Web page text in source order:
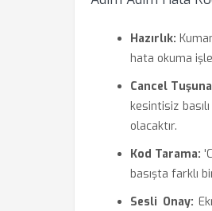
Hazırlık:
hata okuma
Cancel
kesintisiz
olacaktır.
Kod Tarama:
basışta farklı
Sesli Onay: